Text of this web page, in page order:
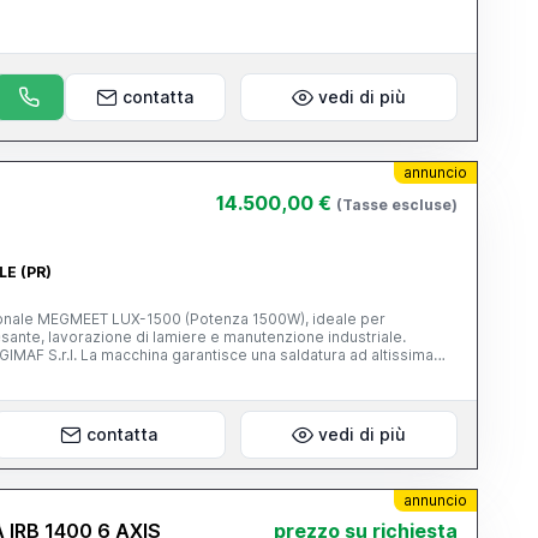
contatta vedi di più
annuncio
14.500,00 € (Tasse escluse)
(PR)
MEGMEET LUX-1500 (Potenza 1500W), ideale per
lavorazione di lamiere e manutenzione industriale.
saldatura ad altissima
di Qualità: Certificato originale OQC (Quality Control
ZF120043255100004. - Dotazione: Completa di
e torcia ergonomica. - Documentazione: Manuale
contatta vedi di più
annuncio
IRB 1400 6 AXIS prezzo su richiesta